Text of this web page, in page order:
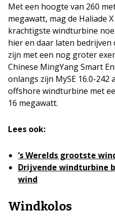
Met een hoogte van 260
megawatt, mag de Haliade
krachtigste windturbine
hier en daar laten
zijn met een nog groter
Chinese MingYang Smart
onlangs zijn MySE 16.0-242
offshore windturbine met
16 megawatt.
Lees ook:
‘s Werelds grootste
Drijvende windturbine
wind
Windkolos